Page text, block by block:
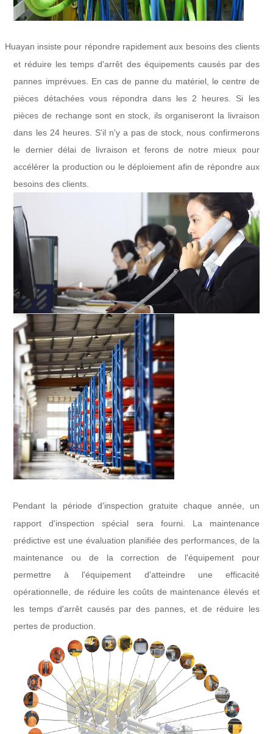
Huayan insiste pour répondre rapidement aux besoins des clients
et réduire les temps d'arrêt des équipements causés par des
pannes imprévues. En cas de panne du matériel, le centre de
pièces détachées vous répondra dans les 2 heures. Si les
pièces de rechange sont en stock, ils organiseront la livraison
dans les 24 heures. S'il n'y a pas de stock, nous confirmerons
le dernier délai de livraison et ferons de notre mieux pour
accélérer la production ou le déploiement afin de répondre aux
besoins des clients.
Pendant la période d'inspection gratuite chaque année, un
rapport d'inspection spécial sera fourni. La maintenance
prédictive est une évaluation planifiée des performances, de la
maintenance ou de la correction de l'équipement pour
permettre à l'équipement d'atteindre une efficacité
opérationnelle, de réduire les coûts de maintenance élevés et
les temps d'arrêt causés par des pannes, et de réduire les
pertes de production.